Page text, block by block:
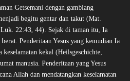
Getsemani dengan gamblang
begitu gentar dan takut (Mat.
22:43, 44). Sejak di taman itu, Ia
Penderitaan Yesus yang kemudian Ia
kekal (Heilsgeschichte,
manusia. Penderitaan yang Yesus
Allah dan mendatangkan keselamatan